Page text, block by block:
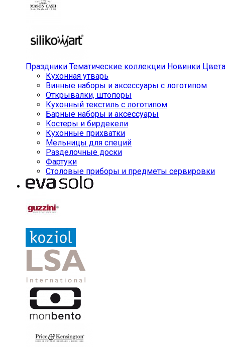
Праздники Тематические коллекции Новинки Цвета
Кухонная утварь
Винные наборы и аксессуары с логотипом
Открывалки, штопоры
Кухонный текстиль с логотипом
Барные наборы и аксессуары
Костеры и бирдекели
Кухонные прихватки
Мельницы для специй
Разделочные доски
Фартуки
Столовые приборы и предметы сервировки